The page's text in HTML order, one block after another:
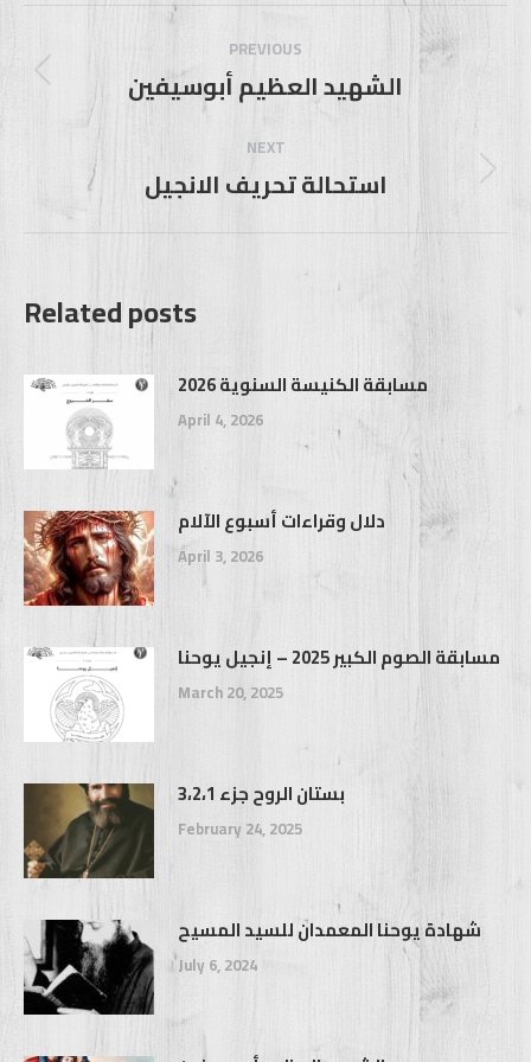
Post
navigation PREVIOUS
Previous
الشهيد العظيم أبوسيفين
NEXT
Next
استحالة تحريف الانجيل
Related posts
مسابقة الكنيسة السنوية 2026
April 4, 2026
دلال وقراءات أسبوع الآلام
April 3, 2026
مسابقة الصوم الكبير 2025 – إنجيل يوحنا
March 20, 2025
بستان الروح جزء 3،2،1
February 24, 2025
شهادة يوحنا المعمدان للسيد المسيح
July 6, 2024